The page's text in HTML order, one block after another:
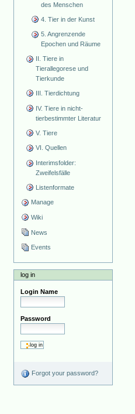
des Menschen
4. Tier in der Kunst
5. Angrenzende
Epochen und Räume
II. Tiere in
Tierallegorese und
Tierkunde
III. Tierdichtung
IV. Tiere in nicht-
tierbestimmter Literatur
V. Tiere
VI. Quellen
Interimsfolder:
Zweifelsfälle
Listenformate
Manage
Wiki
News
Events
log in
Login Name
Password
Forgot your password?